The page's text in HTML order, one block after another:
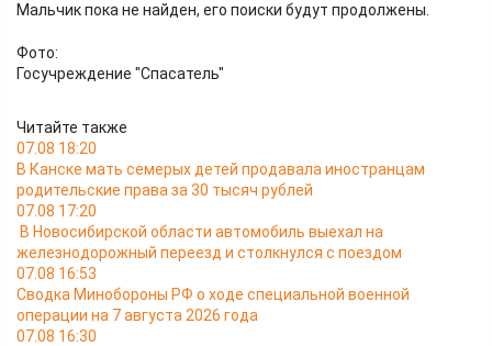
Мальчик пока не найден, его поиски будут продолжены.
Фото:
Госучреждение "Спасатель"
Читайте также
07.08 18:20
В Канске мать семерых детей продавала иностранцам
родительские права за 30 тысяч рублей
07.08 17:20
В Новосибирской области автомобиль выехал на
железнодорожный переезд и столкнулся с поездом
07.08 16:53
Сводка Минобороны РФ о ходе специальной военной
операции на 7 августа 2026 года
07.08 16:30